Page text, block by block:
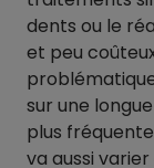
dents ou le
et peu
sur une
plus
va aussi